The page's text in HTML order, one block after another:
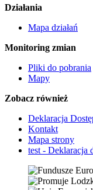
Działania
Mapa działań
Monitoring zmian
Pliki do pobrania
Mapy
Zobacz również
Deklaracja
Kontakt
Mapa strony
test - Deklaracja